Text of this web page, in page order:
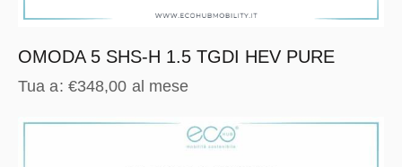
OMODA 5 SHS-H 1.5 TGDI HEV PURE
Tua a: €348,00 al mese